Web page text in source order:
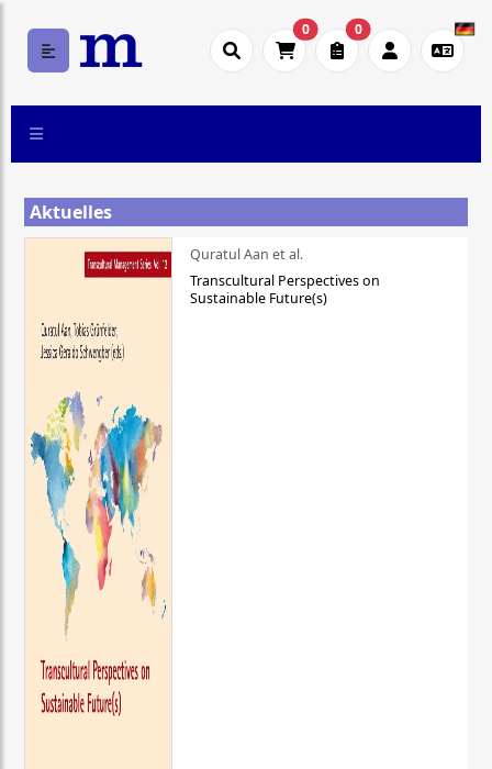
0 0
Aktuelles
Quratul Aan et al.
Transcultural Perspectives on
Sustainable Future(s)